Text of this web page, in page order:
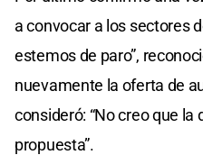
a convocar a los sectores
estemos de paro”,
nuevamente la oferta de
consideró: “No creo que la
propuesta”.